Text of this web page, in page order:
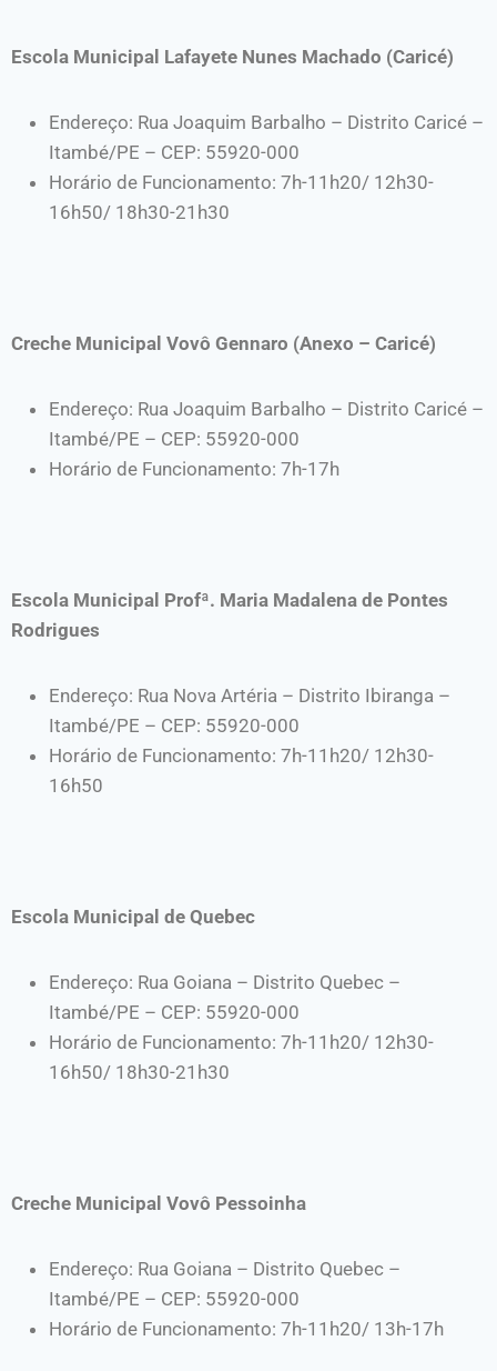
Escola Municipal Lafayete Nunes Machado (Caricé)
Endereço: Rua Joaquim Barbalho – Distrito Caricé –
Itambé/PE – CEP: 55920-000
Horário de Funcionamento: 7h-11h20/ 12h30-
16h50/ 18h30-21h30
Creche Municipal Vovô Gennaro (Anexo – Caricé)
Endereço: Rua Joaquim Barbalho – Distrito Caricé –
Itambé/PE – CEP: 55920-000
Horário de Funcionamento: 7h-17h
Escola Municipal Profª. Maria Madalena de Pontes
Rodrigues
Endereço: Rua Nova Artéria – Distrito Ibiranga –
Itambé/PE – CEP: 55920-000
Horário de Funcionamento: 7h-11h20/ 12h30-
16h50
Escola Municipal de Quebec
Endereço: Rua Goiana – Distrito Quebec –
Itambé/PE – CEP: 55920-000
Horário de Funcionamento: 7h-11h20/ 12h30-
16h50/ 18h30-21h30
Creche Municipal Vovô Pessoinha
Endereço: Rua Goiana – Distrito Quebec –
Itambé/PE – CEP: 55920-000
Horário de Funcionamento: 7h-11h20/ 13h-17h